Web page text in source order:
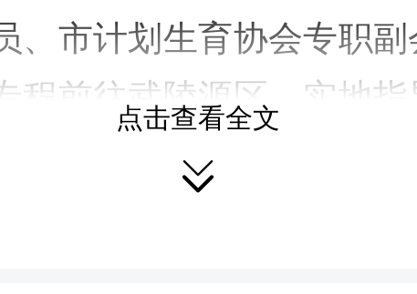
、市计划生育协会专职副
程前往武陵源区，实地指
工作。区人大常委会副主
点击查看全文
